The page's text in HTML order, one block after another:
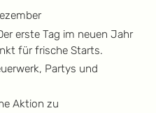
erste Tag im neuen Jahr
für frische Starts.
Partys und
Aktion zu